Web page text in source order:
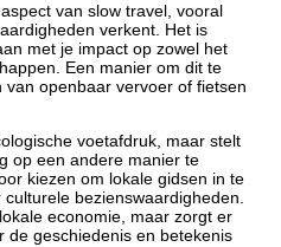
van slow travel, vooral
verkent. Het is
met je impact op zowel het
Een manier om dit te
openbaar vervoer of fietsen
voetafdruk, maar stelt
op een andere manier te
kiezen om lokale gidsen in te
bezienswaardigheden.
economie, maar zorgt er
de geschiedenis en betekenis